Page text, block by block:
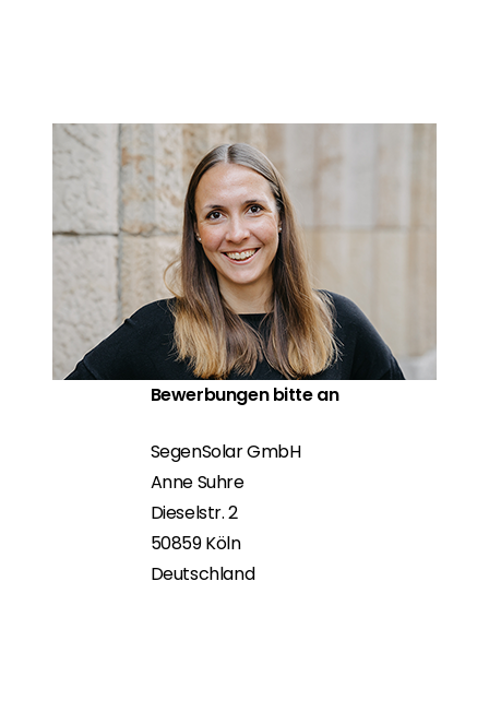
Bewerbungen bitte an
SegenSolar GmbH
AnneSuhre
Dieselstr. 2
50859 Köln
Deutschland